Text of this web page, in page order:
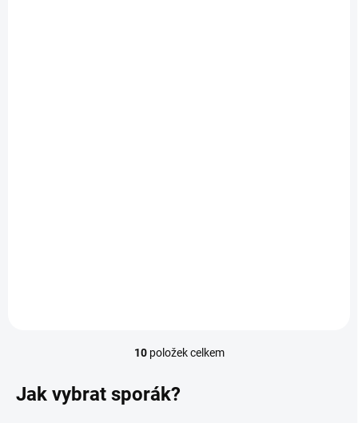
O
l
10položek celkem
Jak vybrat sporák?